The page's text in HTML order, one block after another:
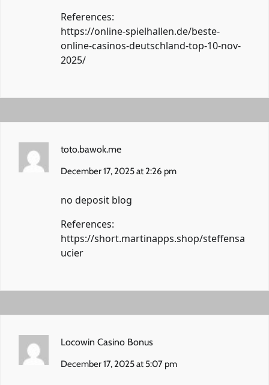
References:
https://online-spielhallen.de/beste-
online-casinos-deutschland-top-10-nov-
2025/
toto.bawok.me
December 17, 2025 at 2:26 pm
no deposit blog
References:
https://short.martinapps.shop/steffensa
ucier
Locowin Casino Bonus
December 17, 2025 at 5:07 pm